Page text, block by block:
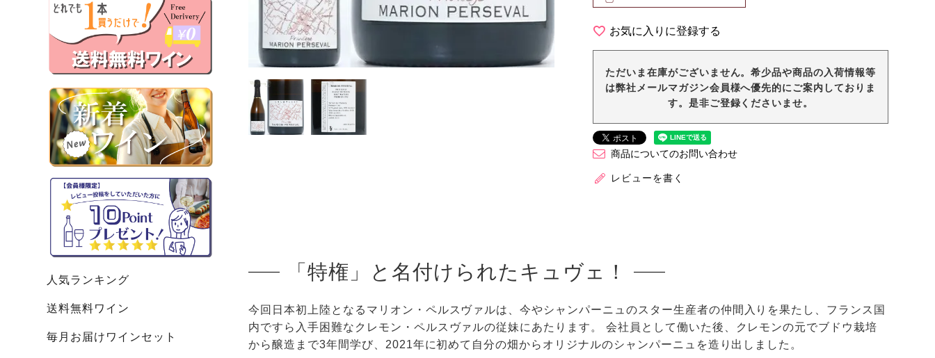
人気ランキング
送料無料ワイン
毎月お届けワインセット
お気に入りに登録する
ただいま在庫がございません。希少品や商品の入荷情報等
は弊社メールマガジン会員様へ優先的にご案内しておりま
す。是非ご登録くださいませ。
商品についてのお問い合わせ
レビューを書く
「特権」と名付けられたキュヴェ！
今回日本初上陸となるマリオン・ペルスヴァルは、今やシャンパーニュのスター生産者の仲間入りを果たし、フランス国
内ですら入手困難なクレモン・ペルスヴァルの従妹にあたります。 会社員として働いた後、クレモンの元でブドウ栽培
から醸造まで3年間学び、2021年に初めて自分の畑からオリジナルのシャンパーニュを造り出しました。